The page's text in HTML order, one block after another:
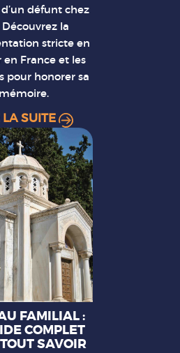
défunt chez
Découvrez la
stricte en
France et les
pour honorer sa
mémoire.
LA SUITE
FAMILIAL :
COMPLET
SAVOIR